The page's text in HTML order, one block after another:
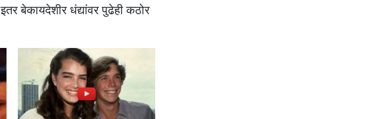
बेकायदेशीर धंद्यांवर पुढेही कठोर